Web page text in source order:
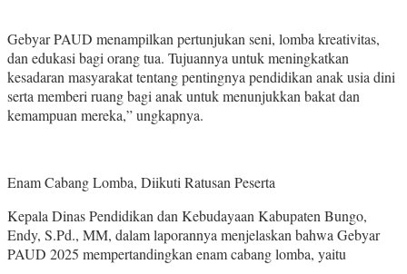
Gebyar PAUD menampilkan pertunjukan seni, lomba kreativitas,
dan edukasi bagi orang tua. Tujuannya untuk meningkatkan
kesadaran masyarakat tentang pentingnya pendidikan anak usia dini
serta memberi ruang bagi anak untuk menunjukkan bakat dan
kemampuan mereka,” ungkapnya.
Enam Cabang Lomba, Diikuti Ratusan Peserta
Kepala Dinas Pendidikan dan Kebudayaan Kabupaten Bungo,
Endy, S.Pd., MM, dalam laporannya menjelaskan bahwa Gebyar
PAUD 2025 mempertandingkan enam cabang lomba, yaitu